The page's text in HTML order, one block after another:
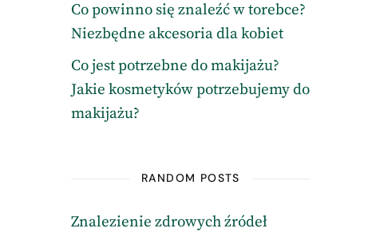
Co powinno się znaleźć w torebce?
Niezbędne akcesoria dla kobiet
Co jest potrzebne do makijażu?
Jakie kosmetyków potrzebujemy do
makijażu?
RANDOM POSTS
Znalezienie zdrowych źródeł